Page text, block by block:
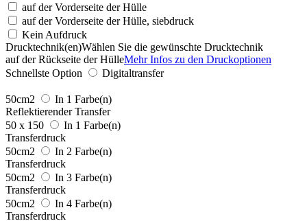
auf der Vorderseite der Hülle
auf der Vorderseite der Hülle, siebdruck
Kein Aufdruck
Drucktechnik(en)Wählen Sie die gewünschte Drucktechnik
auf der Rückseite der HülleMehr Infos zu den Druckoptionen
Schnellste Option
Digitaltransfer
50cm2
In 1 Farbe(n)
Reflektierender Transfer
50 x 150
In 1 Farbe(n)
Transferdruck
50cm2
In 2 Farbe(n)
Transferdruck
50cm2
In 3 Farbe(n)
Transferdruck
50cm2
In 4 Farbe(n)
Transferdruck